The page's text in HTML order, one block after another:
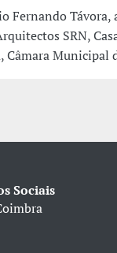
Fernando
SRN,
Câmara Municipal
Sociais